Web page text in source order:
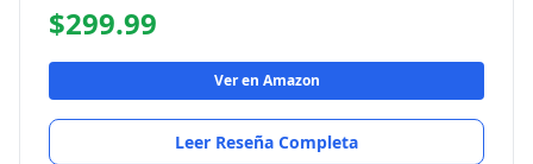
$299.99
Ver en Amazon
Leer Reseña Completa